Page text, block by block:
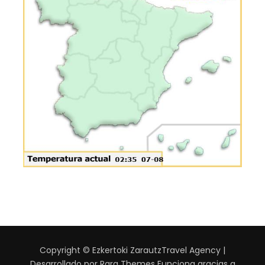
Copyright © Ezkertoki ZarautzTravel Agency |